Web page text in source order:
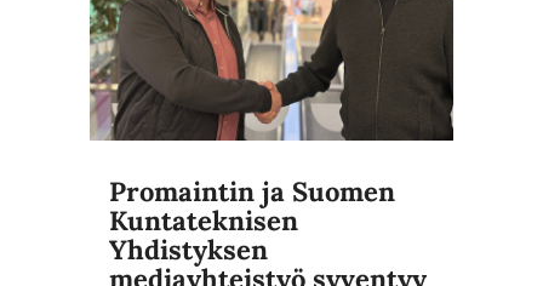
Promaintin ja Suomen
Kuntateknisen
Yhdistyksen